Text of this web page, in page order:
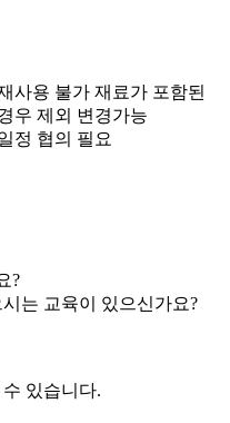
사용 불가 재료가 포함된
우 제외 변경가능
정 협의 필요
?
는 교육이 있으신가요?
있습니다.